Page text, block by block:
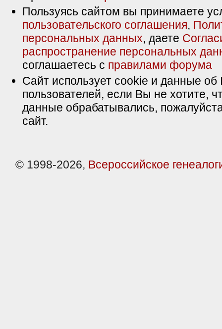
Пользуясь сайтом вы принимаете
пользовательского соглашения,
персональных данных, даете
распространение персональных
соглашаетесь с правилами форума
Сайт использует cookie и данные об
пользователей, если Вы не хотите,
данные обрабатывались,
сайт.
© 1998-2026, Всероссийское